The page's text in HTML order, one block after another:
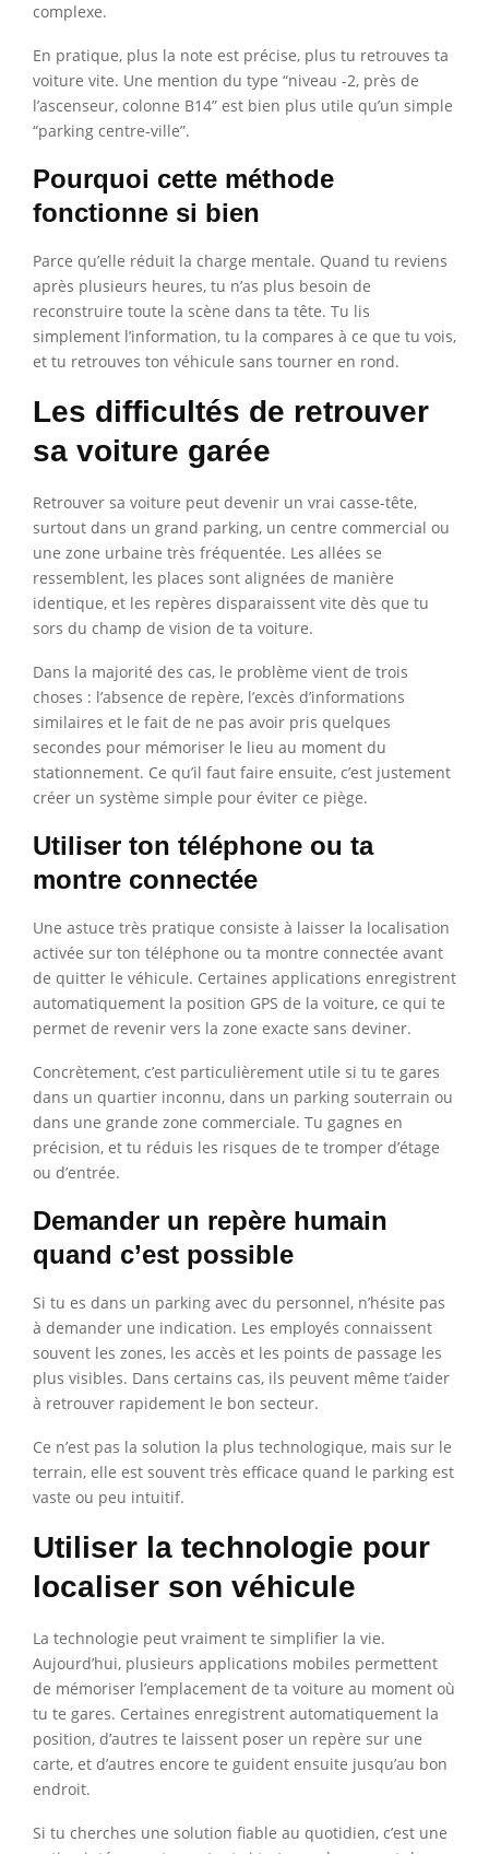
complexe.
En pratique, plus la note est précise, plus tu retrouves ta
voiture vite. Une mention du type “niveau -2, près de
l’ascenseur, colonne B14” est bien plus utile qu’un simple
“parking centre-ville”.
Pourquoi cette méthode
fonctionne si bien
Parce qu’elle réduit la charge mentale. Quand tu reviens
après plusieurs heures, tu n’as plus besoin de
reconstruire toute la scène dans ta tête. Tu lis
simplement l’information, tu la compares à ce que tu vois,
et tu retrouves ton véhicule sans tourner en rond.
Les difficultés de retrouver
sa voiture garée
Retrouver sa voiture peut devenir un vrai casse-tête,
surtout dans un grand parking, un centre commercial ou
une zone urbaine très fréquentée. Les allées se
ressemblent, les places sont alignées de manière
identique, et les repères disparaissent vite dès que tu
sors du champ de vision de ta voiture.
Dans la majorité des cas, le problème vient de trois
choses : l’absence de repère, l’excès d’informations
similaires et le fait de ne pas avoir pris quelques
secondes pour mémoriser le lieu au moment du
stationnement. Ce qu’il faut faire ensuite, c’est justement
créer un système simple pour éviter ce piège.
Utiliser ton téléphone ou ta
montre connectée
Une astuce très pratique consiste à laisser la localisation
activée sur ton téléphone ou ta montre connectée avant
de quitter le véhicule. Certaines applications enregistrent
automatiquement la position GPS de la voiture, ce qui te
permet de revenir vers la zone exacte sans deviner.
Concrètement, c’est particulièrement utile si tu te gares
dans un quartier inconnu, dans un parking souterrain ou
dans une grande zone commerciale. Tu gagnes en
précision, et tu réduis les risques de te tromper d’étage
ou d’entrée.
Demander un repère humain
quand c’est possible
Si tu es dans un parking avec du personnel, n’hésite pas
à demander une indication. Les employés connaissent
souvent les zones, les accès et les points de passage les
plus visibles. Dans certains cas, ils peuvent même t’aider
à retrouver rapidement le bon secteur.
Ce n’est pas la solution la plus technologique, mais sur le
terrain, elle est souvent très efficace quand le parking est
vaste ou peu intuitif.
Utiliser la technologie pour
localiser son véhicule
La technologie peut vraiment te simplifier la vie.
Aujourd’hui, plusieurs applications mobiles permettent
de mémoriser l’emplacement de ta voiture au moment où
tu te gares. Certaines enregistrent automatiquement la
position, d’autres te laissent poser un repère sur une
carte, et d’autres encore te guident ensuite jusqu’au bon
endroit.
Si tu cherches une solution fiable au quotidien, c’est une